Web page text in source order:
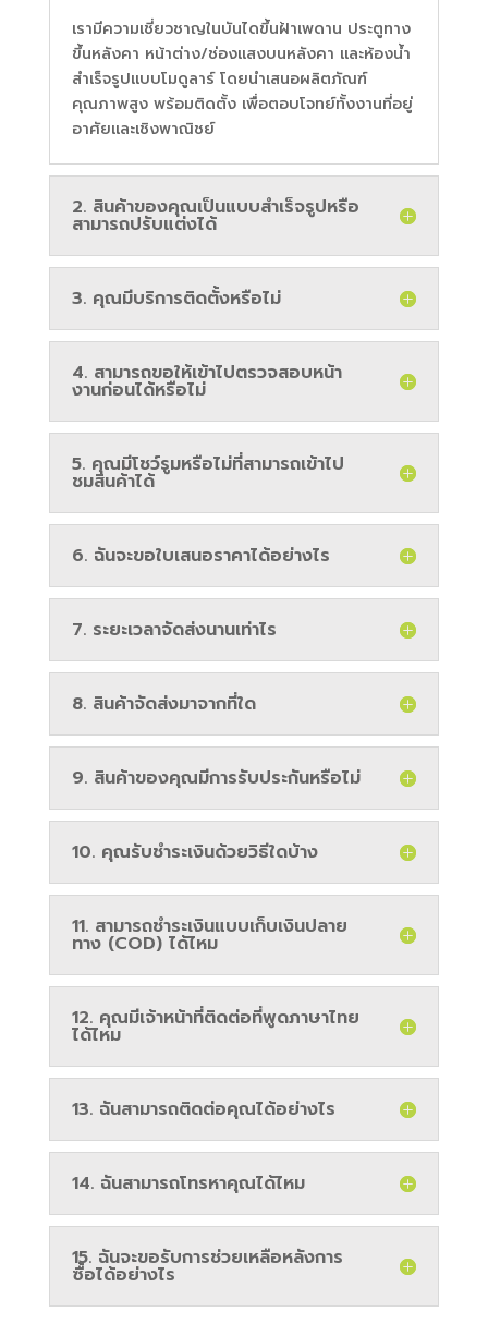
เรามีความเชี่ยวชาญในบันไดขึ้นฝ้าเพดาน ประตูทาง
ขึ้นหลังคา หน้าต่าง/ช่องแสงบนหลังคา และห้องน้ำ
สำเร็จรูปแบบโมดูลาร์ โดยนำเสนอผลิตภัณฑ์
คุณภาพสูง พร้อมติดตั้ง เพื่อตอบโจทย์ทั้งงานที่อยู่
อาศัยและเชิงพาณิชย์
2. สินค้าของคุณเป็นแบบสำเร็จรูปหรือ
สามารถปรับแต่งได้
3. คุณมีบริการติดตั้งหรือไม่
4. สามารถขอให้เข้าไปตรวจสอบหน้า
งานก่อนได้หรือไม่
5. คุณมีโชว์รูมหรือไม่ที่สามารถเข้าไป
ชมสินค้าได้
6. ฉันจะขอใบเสนอราคาได้อย่างไร
7. ระยะเวลาจัดส่งนานเท่าไร
8. สินค้าจัดส่งมาจากที่ใด
9. สินค้าของคุณมีการรับประกันหรือไม่
10. คุณรับชำระเงินด้วยวิธีใดบ้าง
11. สามารถชำระเงินแบบเก็บเงินปลาย
ทาง (COD) ได้ไหม
12. คุณมีเจ้าหน้าที่ติดต่อที่พูดภาษาไทย
ได้ไหม
13. ฉันสามารถติดต่อคุณได้อย่างไร
14. ฉันสามารถโทรหาคุณได้ไหม
15. ฉันจะขอรับการช่วยเหลือหลังการ
ซื้อได้อย่างไร